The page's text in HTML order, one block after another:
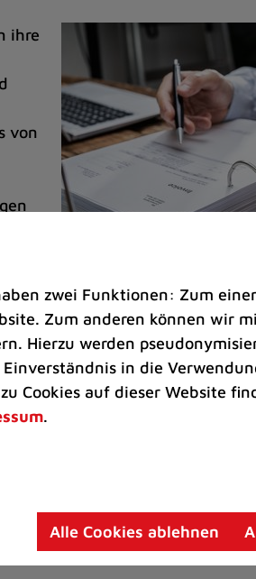
ihre
von
ein entsprechender
wieder
zwei Funktionen: Zum
Zum anderen können wir
Hierzu werden
in die
Cookies auf dieser Website
.
Alle Cookies ablehnen